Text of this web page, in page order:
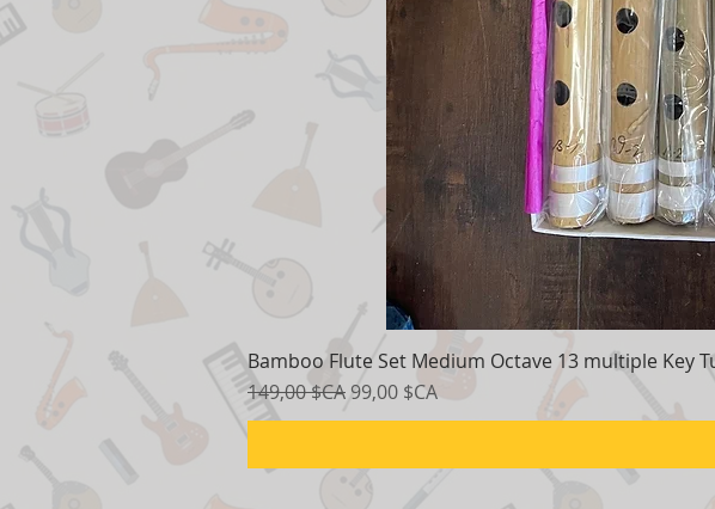
Bamboo Flute Set Medium Octave 13 multiple Key
Prix original
149,00 $CA Prix promotionnel
99,00 $CA